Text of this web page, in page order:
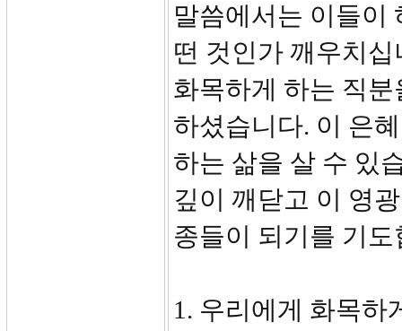
말씀에서는 이들이
떤 것인가 깨우치
화목하게 하는 직
하셨습니다. 이 은
하는 삶을 살 수 있
깊이 깨닫고 이 영
종들이 되기를 기도
1. 우리에게 화목하